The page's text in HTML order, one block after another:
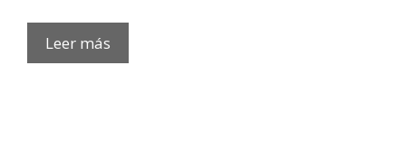
Leer más